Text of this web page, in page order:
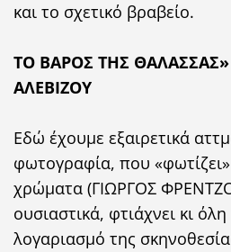
και το σχετικό βραβείο.
ΤΟ ΒΑΡΟΣ ΤΗΣ
ΑΛΕΒΙΖΟΥ
Εδώ έχουμε εξαιρετικά
φωτογραφία, που
χρώματα (ΓΙΩΡΓΟΣ
ουσιαστικά, φτιάχνει κι
λογαριασμό της